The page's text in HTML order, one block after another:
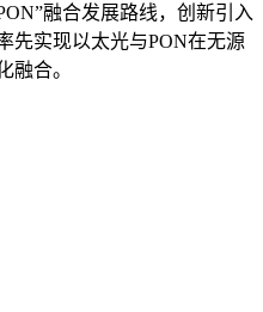
融合发展路线，创新引入
先实现以太光与PON在无源
融合。